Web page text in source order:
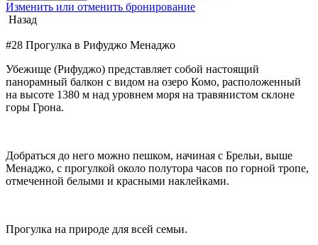
Изменить или отменить бронирование
Назад
#28 Прогулка в Рифуджо Менаджо
Убежище (Рифуджо) представляет собой настоящий
панорамный балкон с видом на озеро Комо, расположенный
на высоте 1380 м над уровнем моря на травянистом склоне
горы Грона.
Добраться до него можно пешком, начиная с Брельи, выше
Менаджо, с прогулкой около полутора часов по горной тропе,
отмеченной белыми и красными наклейками.
Прогулка на природе для всей семьи.